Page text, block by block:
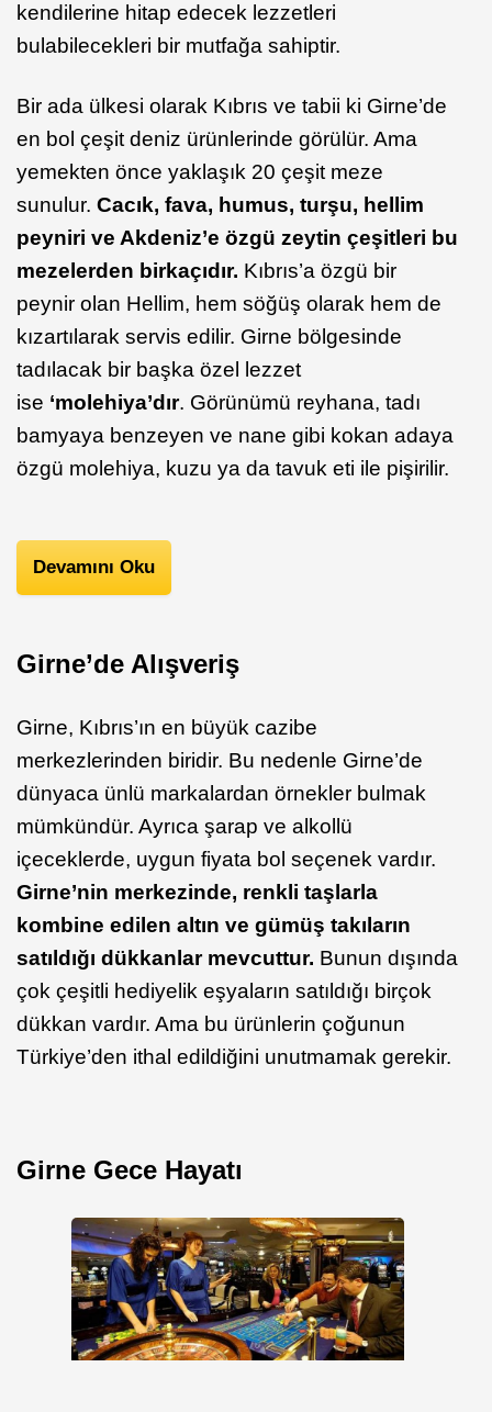
kendilerine hitap edecek lezzetleri
bulabilecekleri bir mutfağa sahiptir.
Bir ada ülkesi olarak Kıbrıs ve tabii ki Girne’de
en bol çeşit deniz ürünlerinde görülür. Ama
yemekten önce yaklaşık 20 çeşit meze
sunulur. Cacık, fava, humus, turşu, hellim
peyniri ve Akdeniz’e özgü zeytin çeşitleri bu
mezelerden birkaçıdır. Kıbrıs’a özgü bir
peynir olan Hellim, hem söğüş olarak hem de
kızartılarak servis edilir. Girne bölgesinde
tadılacak bir başka özel lezzet
ise ‘molehiya’dır. Görünümü reyhana, tadı
bamyaya benzeyen ve nane gibi kokan adaya
özgü molehiya, kuzu ya da tavuk eti ile pişirilir.
Devamını Oku
Girne’de Alışveriş
Girne, Kıbrıs’ın en büyük cazibe
merkezlerinden biridir. Bu nedenle Girne’de
dünyaca ünlü markalardan örnekler bulmak
mümkündür. Ayrıca şarap ve alkollü
içeceklerde, uygun fiyata bol seçenek vardır.
Girne’nin merkezinde, renkli taşlarla
kombine edilen altın ve gümüş takıların
satıldığı dükkanlar mevcuttur. Bunun dışında
çok çeşitli hediyelik eşyaların satıldığı birçok
dükkan vardır. Ama bu ürünlerin çoğunun
Türkiye’den ithal edildiğini unutmamak gerekir.
Girne Gece Hayatı